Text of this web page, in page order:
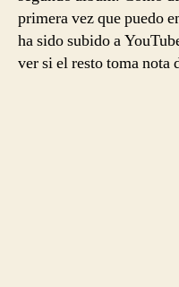
primera vez que puedo
ha sido subido a
ver si el resto toma nota